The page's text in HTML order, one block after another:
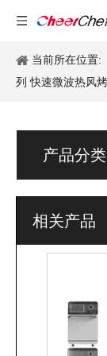
当前所在位置:
列 快速微波热风
产品分类
相关产品